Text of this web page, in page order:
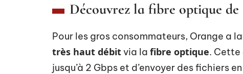
Découvrez la fibre optique
Pour les gros consommateurs, Orange a
très haut débitvia la fibre optique. Cette
jusqu’à 2 Gbps et d’envoyer des fichiers